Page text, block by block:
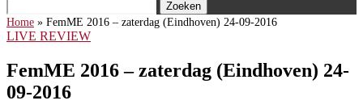
Zoeken
Home » FemME 2016 – zaterdag (Eindhoven) 24-09-2016
LIVE REVIEW
FemME 2016 – zaterdag (Eindhoven) 24-
09-2016